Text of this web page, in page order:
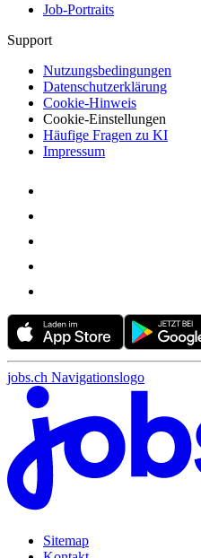
Job-Portraits
Support
Nutzungsbedingungen
Datenschutzerklärung
Cookie-Hinweis
Cookie-Einstellungen
Häufige Fragen zu KI
Impressum
jobs.ch Navigationslogo
Sitemap